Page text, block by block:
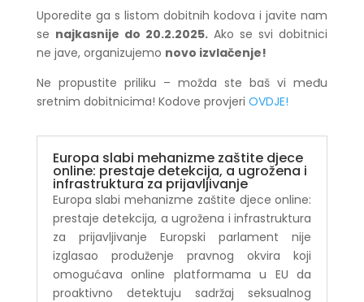
Uporedite ga s listom dobitnih kodova i javite nam
se najkasnije do 20.2.2025.Ako se svi dobitnici
ne jave, organizujemo novo izvlačenje!
Ne propustite priliku – možda ste baš vi među
sretnim dobitnicima! Kodove provjeri OVDJE!
Europa slabi mehanizme zaštite djece
online: prestaje detekcija, a ugrožena i
infrastruktura za prijavljivanje
Europa slabi mehanizme zaštite djece online:
prestaje detekcija, a ugrožena i infrastruktura
za prijavljivanje Europski parlament nije
izglasao produženje pravnog okvira koji
omogućava online platformama u EU da
proaktivno detektuju sadržaj seksualnog